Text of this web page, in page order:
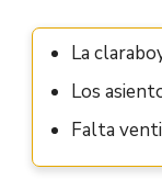
La
Los
Falta